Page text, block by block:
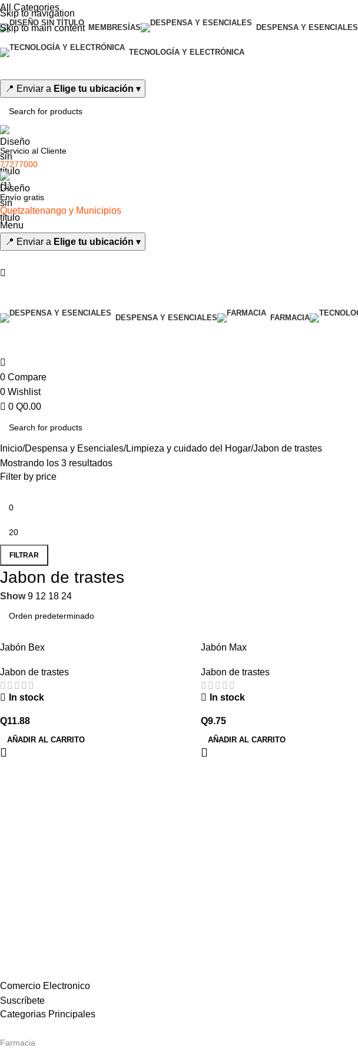
Skip to navigation
Skip to main content
All Categories
MEMBRESÍAS DESPENSA Y ESENCIALES
TECNOLOGÍA Y ELECTRÓNICA
📍 Enviar a Elige tu ubicación ▾
Servicio al Cliente
77277000
Envío gratis
Quetzaltenango y Municipios
Menu
📍 Enviar a Elige tu ubicación ▾
DESPENSA Y ESENCIALES FARMACIA
0 Compare
0 Wishlist
0 Q0.00
Inicio Despensa y Esenciales Limpieza y cuidado del Hogar Jabon de trastes
Mostrando los 3 resultados
Filter by price
FILTRAR
Jabon de trastes
Show9 12 18 24
Jabón Bex
Jabon de trastes
In stock
Q11.88
AÑADIR AL CARRITO
Jabón Max
Jabon de trastes
In stock
Q9.75
AÑADIR AL CARRITO
Comercio Electronico
Suscríbete
Categorias Principales
Farmacia